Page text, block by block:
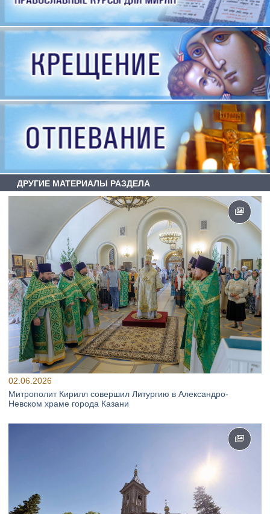
ДРУГИЕ МАТЕРИАЛЫ РАЗДЕЛА
02.06.2026
Митрополит Кирилл совершил Литургию в Александро-
Невском храме города Казани